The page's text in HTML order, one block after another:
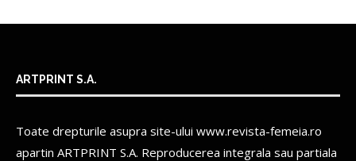
ARTPRINT S.A.
Toate drepturile asupra site-ului www.revista-femeia.ro
apartin ARTPRINT S.A. Reproducerea integrala sau partiala